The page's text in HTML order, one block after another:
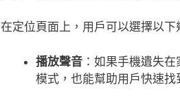
在定位頁面上，用戶可以選擇以下
播放聲音 ：如果手機遺失
模式，也能幫助用戶快速找